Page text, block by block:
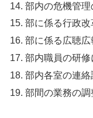
部内の危機管理
部に係る行政改
部に係る広聴広
部内職員の研修
部内各室の連絡
部間の業務の調